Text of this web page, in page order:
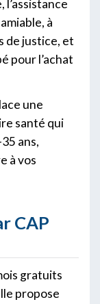
à
de justice, et
pour l’achat
une
santé qui
ans,
à vos
CAP
gratuits
propose